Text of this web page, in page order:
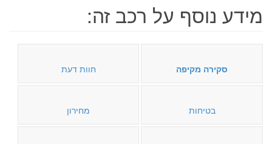
מידע נוסף על רכב זה:
סקירה מקיפה חוות דעת
בטיחות מחירון